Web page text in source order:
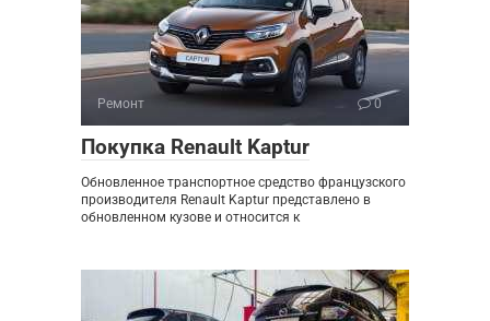
Ремонт 0
Покупка Renault Kaptur
Обновленное транспортное средство французского
производителя Renault Kaptur представлено в
обновленном кузове и относится к